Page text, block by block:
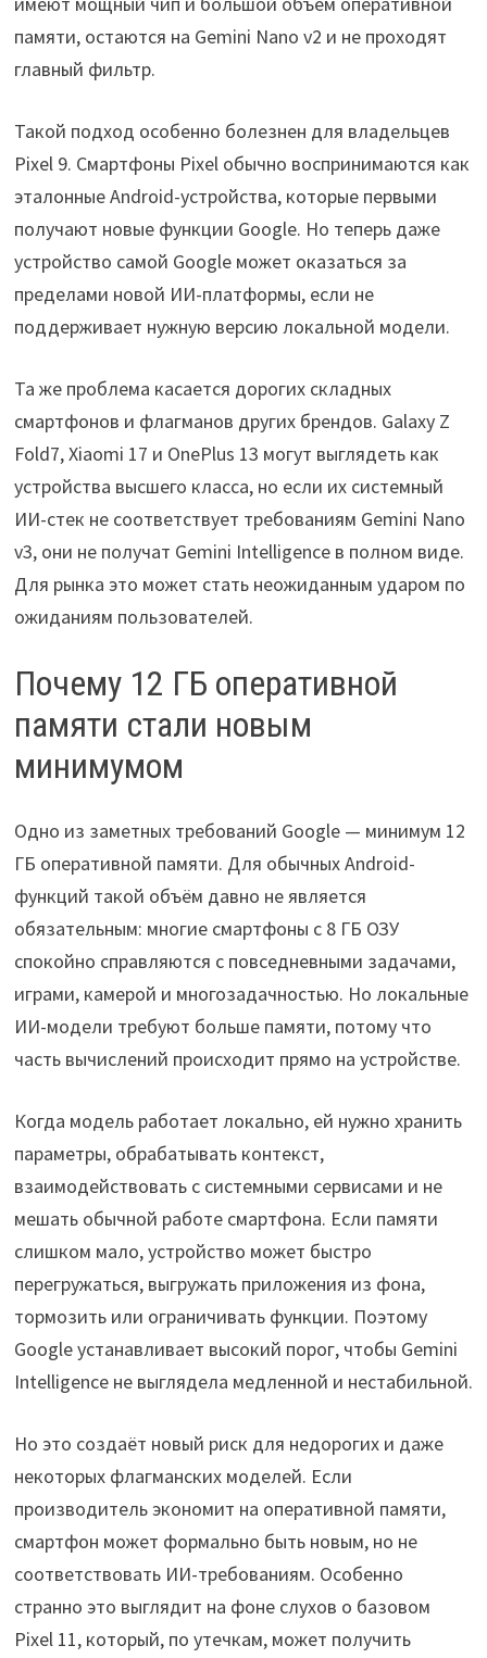
памяти, остаются на Gemini Nano v2 и не проходят
главный фильтр.
Такой подход особенно болезнен для владельцев
Pixel 9. Смартфоны Pixel обычно воспринимаются как
эталонные Android-устройства, которые первыми
получают новые функции Google. Но теперь даже
устройство самой Google может оказаться за
пределами новой ИИ-платформы, если не
поддерживает нужную версию локальной модели.
Та же проблема касается дорогих складных
смартфонов и флагманов других брендов. Galaxy Z
Fold7, Xiaomi 17 и OnePlus 13 могут выглядеть как
устройства высшего класса, но если их системный
ИИ-стек не соответствует требованиям Gemini Nano
v3, они не получат Gemini Intelligence в полном виде.
Для рынка это может стать неожиданным ударом по
ожиданиям пользователей.
Почему 12 ГБ оперативной
памяти стали новым
минимумом
Одно из заметных требований Google — минимум 12
ГБ оперативной памяти. Для обычных Android-
функций такой объём давно не является
обязательным: многие смартфоны с 8 ГБ ОЗУ
спокойно справляются с повседневными задачами,
играми, камерой и многозадачностью. Но локальные
ИИ-модели требуют больше памяти, потому что
часть вычислений происходит прямо на устройстве.
Когда модель работает локально, ей нужно хранить
параметры, обрабатывать контекст,
взаимодействовать с системными сервисами и не
мешать обычной работе смартфона. Если памяти
слишком мало, устройство может быстро
перегружаться, выгружать приложения из фона,
тормозить или ограничивать функции. Поэтому
Google устанавливает высокий порог, чтобы Gemini
Intelligence не выглядела медленной и нестабильной.
Но это создаёт новый риск для недорогих и даже
некоторых флагманских моделей. Если
производитель экономит на оперативной памяти,
смартфон может формально быть новым, но не
соответствовать ИИ-требованиям. Особенно
странно это выглядит на фоне слухов о базовом
Pixel 11, который, по утечкам, может получить